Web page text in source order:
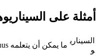
أمثلة على
السيناري
و
ما يمكن أن يتعلمه Manus